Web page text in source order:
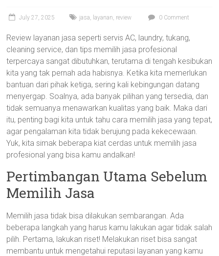
July 27, 2025 jasa, layanan, review 0 Comment
Review layanan jasa seperti servis AC, laundry, tukang,
cleaning service, dan tips memilih jasa profesional
terpercaya sangat dibutuhkan, terutama di tengah kesibukan
kita yang tak pernah ada habisnya. Ketika kita memerlukan
bantuan dari pihak ketiga, sering kali kebingungan datang
menyergap. Soalnya, ada banyak pilihan yang tersedia, dan
tidak semuanya menawarkan kualitas yang baik. Maka dari
itu, penting bagi kita untuk tahu cara memilih jasa yang tepat,
agar pengalaman kita tidak berujung pada kekecewaan.
Yuk, kita simak beberapa kiat cerdas untuk memilih jasa
profesional yang bisa kamu andalkan!
Pertimbangan Utama Sebelum
Memilih Jasa
Memilih jasa tidak bisa dilakukan sembarangan. Ada
beberapa langkah yang harus kamu lakukan agar tidak salah
pilih. Pertama, lakukan riset! Melakukan riset bisa sangat
membantu untuk mengetahui reputasi layanan yang kamu